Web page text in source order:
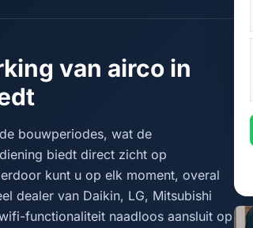
van airco in
bouwperiodes, wat de
biedt direct zicht op
kunt u op elk moment, overal
dealer van Daikin, LG, Mitsubishi
functionaliteit naadloos aansluit op